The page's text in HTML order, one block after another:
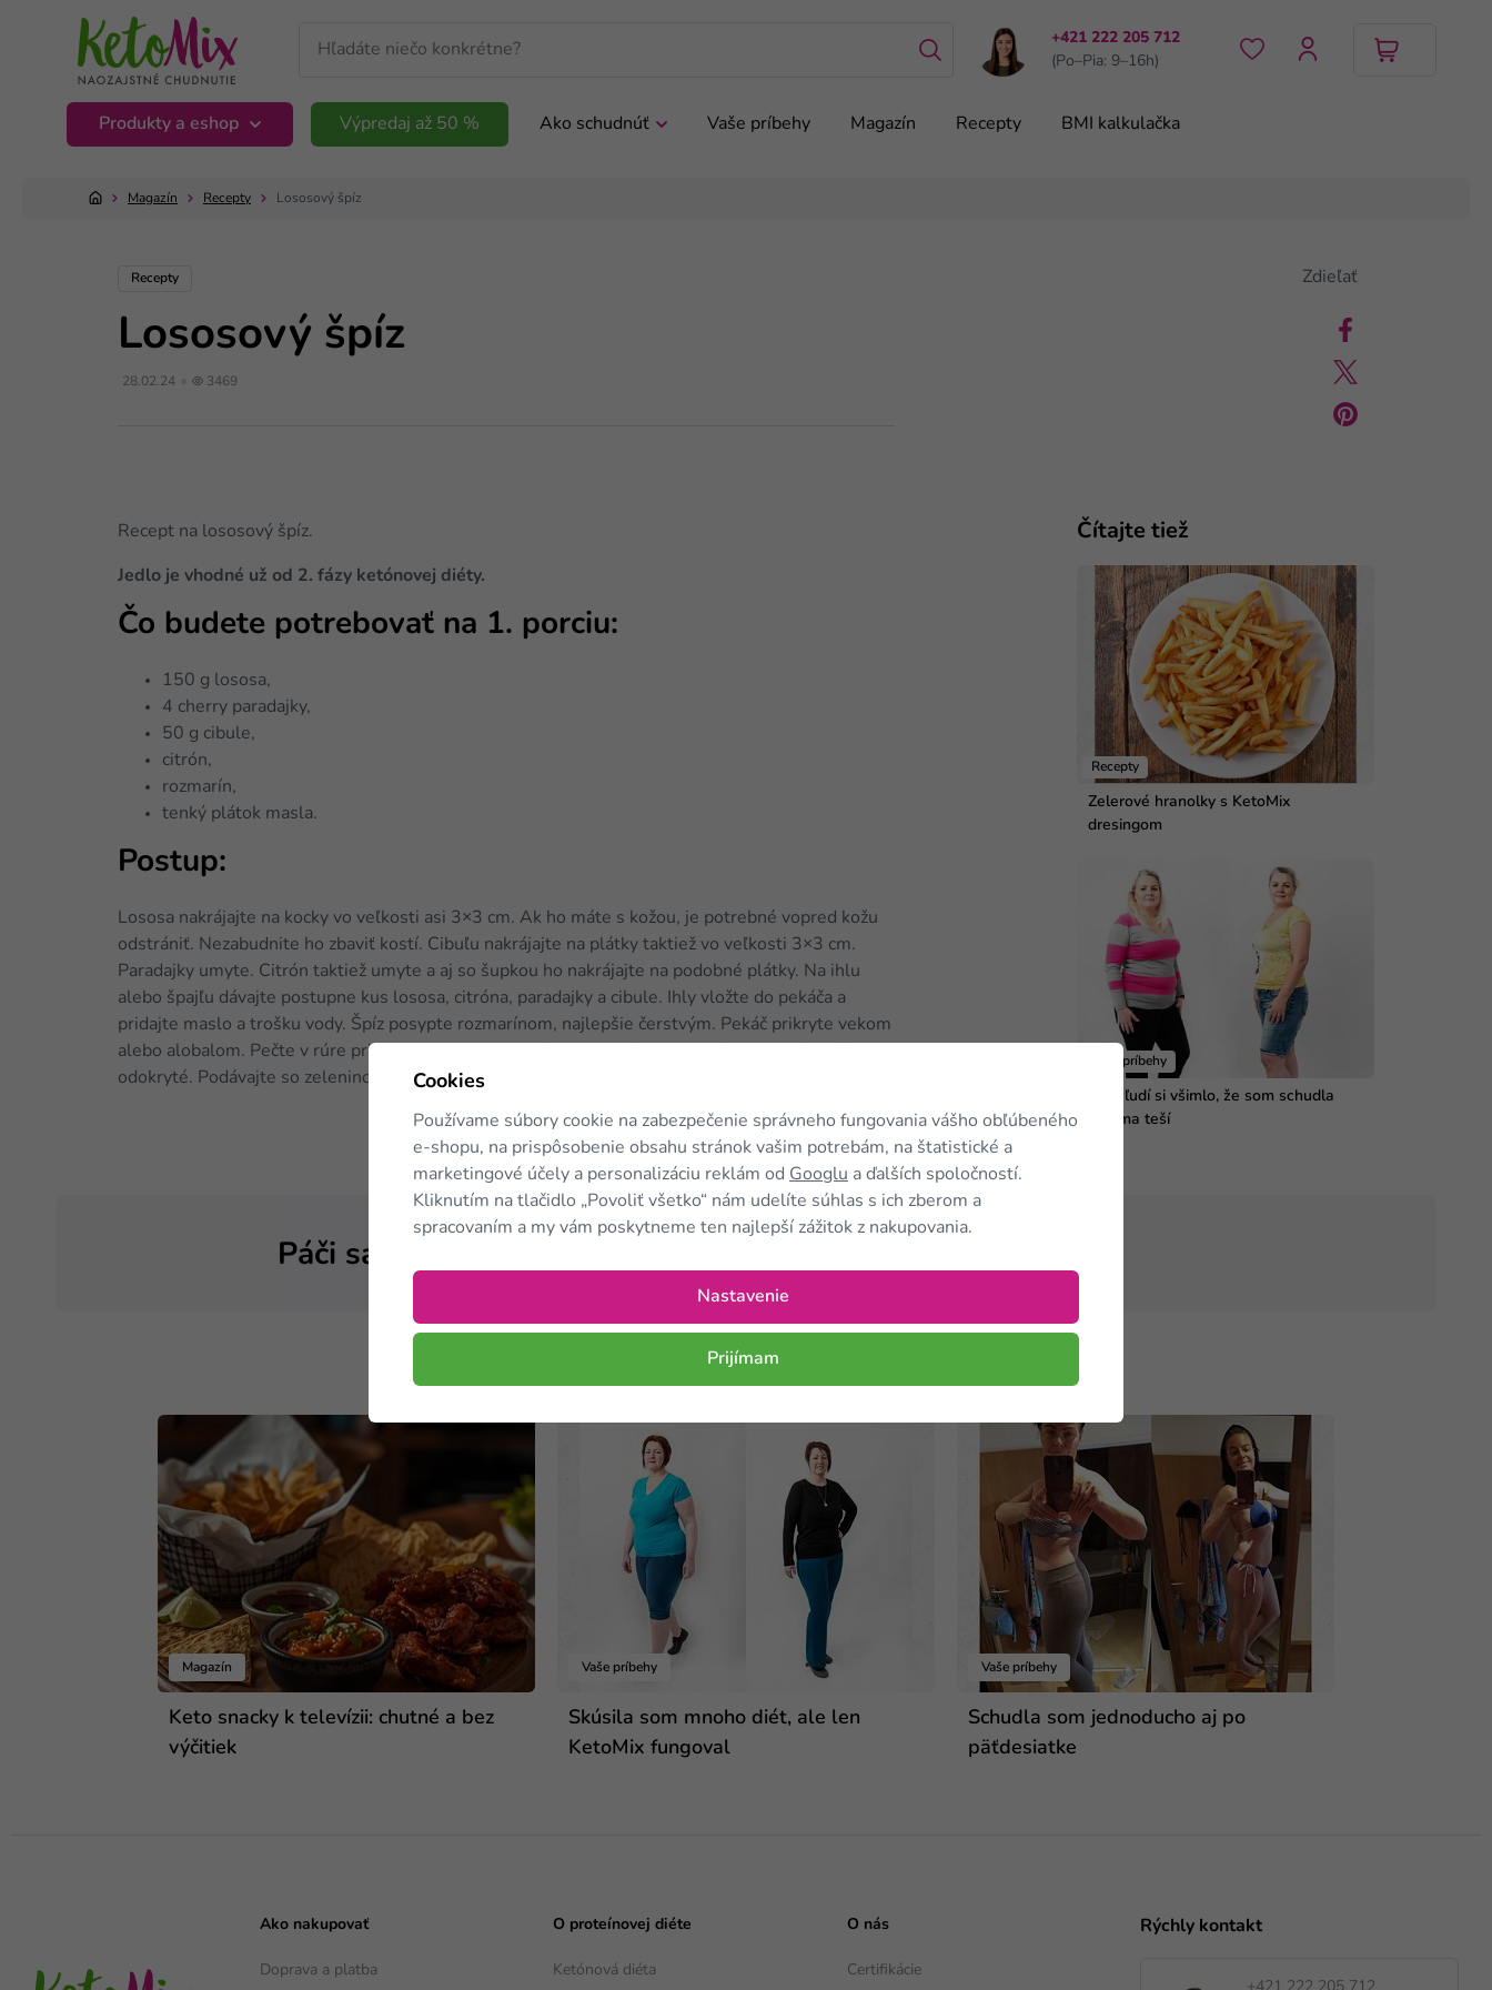
+421 222 205 712
(Po–Pia: 9–16h)
Produkty a eshop Výpredaj až 50 % Ako schudnúť Vaše príbehy Magazín Recepty BMI kalkulačka
Magazín Recepty Lososový špíz
Recepty
Lososový špíz
28.02.24 3469
Zdieľať
Recept na lososový špíz.
Jedlo je vhodné už od 2. fázy ketónovej diéty.
Čo budete potrebovať na 1. porciu:
150 g lososa,
4 cherry paradajky,
50 g cibule,
citrón,
rozmarín,
tenký plátok masla.
Postup:
Lososa nakrájajte na kocky vo veľkosti asi 3×3 cm. Ak ho máte s kožou, je potrebné vopred kožu
odstrániť. Nezabudnite ho zbaviť kostí. Cibuľu nakrájajte na plátky taktiež vo veľkosti 3×3 cm.
Paradajky umyte. Citrón taktiež umyte a aj so šupkou ho nakrájajte na podobné plátky. Na ihlu
alebo špajľu dávajte postupne kus lososa, citróna, paradajky a cibule. Ihly vložte do pekáča a
pridajte maslo a trošku vody. Špíz posypte rozmarínom, najlepšie čerstvým. Pekáč prikryte vekom
alebo alobalom. Pečte v rúre pri teplote 180 °C približne 30 minút. Posledných 5 minút pečte
odokryté. Podávajte so zeleninovým šalátom.
Čítajte tiež
Recepty
Zelerové hranolky s KetoMix
dresingom
Vaše príbehy
Veľa ľudí si všimlo, že som schudla
a to ma teší
Páči sa vám článok?
Kamďalej?
Magazín
Keto snacky k televízii: chutné a bez
výčitiek
Vaše príbehy
Skúsila som mnoho diét, ale len
KetoMix fungoval
Vaše príbehy
Schudla som jednoducho aj po
päťdesiatke
Ako nakupovať
Doprava a platba
O proteínovej diéte
Ketónová diéta
O nás
Certifikácie
Rýchly kontakt
Cookies
Používame súbory cookie na zabezpečenie správneho fungovania vášho obľúbeného
e-shopu, na prispôsobenie obsahu stránok vašim potrebám, na štatistické a
marketingové účely a personalizáciu reklám od Googlu a ďalších spoločností.
Kliknutím na tlačidlo „Povoliť všetko“ nám udelíte súhlas s ich zberom a
spracovaním a my vám poskytneme ten najlepší zážitok z nakupovania.
Nastavenie
Prijímam